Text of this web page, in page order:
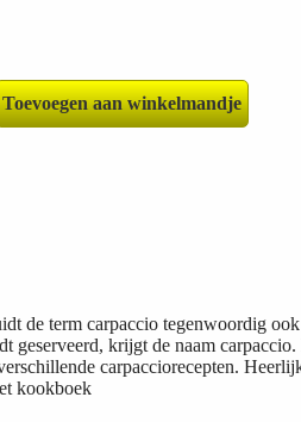
de term carpaccio tegenwoordig
krijgt de naam
carpacciorecepten.
kookboek